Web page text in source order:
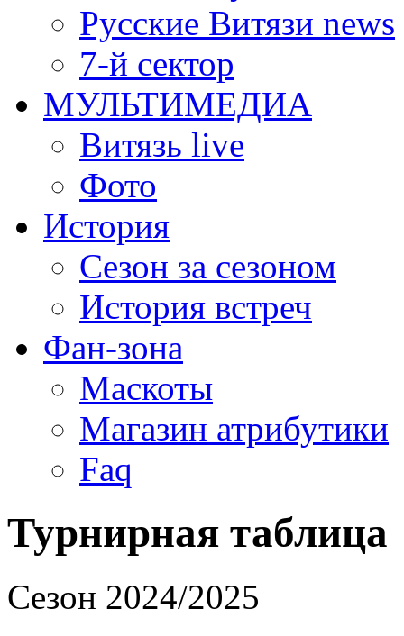
Русские Витязи news
7-й сектор
МУЛЬТИМЕДИА
Витязь live
Фото
История
Сезон за сезоном
История встреч
Фан-зона
Маскоты
Магазин атрибутики
Faq
Турнирная таблица
Cезон 2024/2025